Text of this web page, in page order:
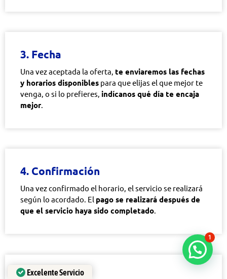
3. Fecha
Una vez aceptada la oferta, te enviaremos las fechas
y horarios disponibles para que elijas el que mejor te
venga, o si lo prefieres, indícanos qué día te encaja
mejor.
4. Confirmación
Una vez confirmado el horario, el servicio se realizará
según lo acordado. El pago se realizará después de
que el servicio haya sido completado.
1
Excelente Servicio